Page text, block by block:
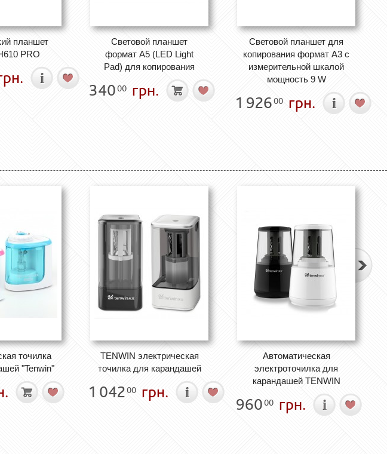
планшет
PRO
Световой планшет
формат А5 (LED Light
Pad) для копирования
34000 грн.
Световой планшет для
копирования формат А3 с
измерительной шкалой
мощность 9 W
1 92600 грн.
точилка
"Tenwin"
TENWIN электрическая
точилка для карандашей
1 04200 грн.
Автоматическая
электроточилка для
карандашей TENWIN
96000 грн.